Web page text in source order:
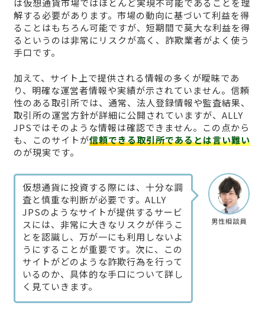
解する必要があります。市場の動向に基づいて利益を得
ることはもちろん可能ですが、短期間で莫大な利益を得
るというのは非常にリスクが高く、詐欺業者がよく使う
手口です。
加えて、サイト上で提供される情報の多くが曖昧であ
り、明確な運営者情報や実績が示されていません。信頼
性のある取引所では、通常、法人登録情報や監査結果、
取引所の運営方針が詳細に公開されていますが、ALLY
JPSではそのような情報は確認できません。この点から
も、このサイトが信頼できる取引所であるとは言い難い
のが現実です。
男性相談員
仮想通貨に投資する際には、十分な調
査と慎重な判断が必要です。ALLY
JPSのようなサイトが提供するサービ
スには、非常に大きなリスクが伴うこ
とを認識し、万が一にも利用しないよ
うにすることが重要です。次に、この
サイトがどのような詐欺行為を行って
いるのか、具体的な手口について詳し
く見ていきます。